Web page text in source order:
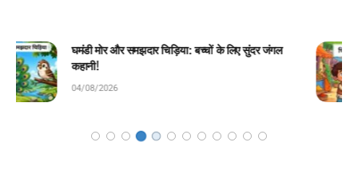
चिराग की ईमानदारी: बच्चों के लिए प्रेरणादायक बाल कहानी!